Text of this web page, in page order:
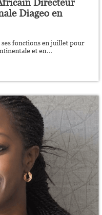
Directeur
Diageo en
ses fonctions en juillet pour
et en...